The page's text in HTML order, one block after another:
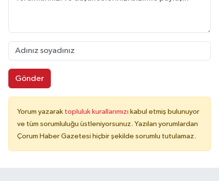
Gönder
Yorum yazarak topluluk kurallarımızı kabul etmiş bulunuyor
ve tüm sorumluluğu üstleniyorsunuz. Yazılan yorumlardan
Çorum Haber Gazetesi hiçbir şekilde sorumlu tutulamaz.